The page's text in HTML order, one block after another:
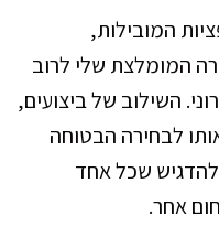
המובילות,
המומלצת שלי לרוב
השילוב של ביצועים,
לבחירה הבטוחה
להדגיש שכל אחד
אחר.